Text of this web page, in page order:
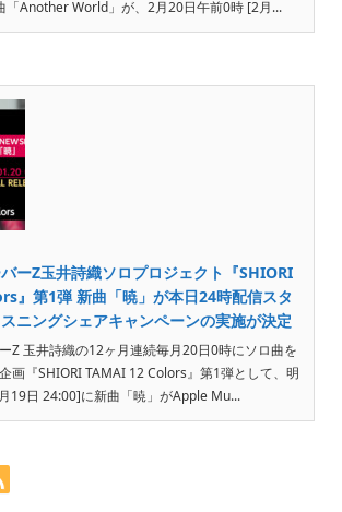
「Another World」が、2月20日午前0時 [2月...
ーZ玉井詩織ソロプロジェクト『SHIORI
』第1弾 新曲「暁」が本日24時配信スタ
ニングシェアキャンペーンの実施が決定
Z 玉井詩織の12ヶ月連続毎月20日0時にソロ曲を
画『SHIORI TAMAI 12 Colors』第1弾として、明
19日 24:00]に新曲「暁」がApple Mu...